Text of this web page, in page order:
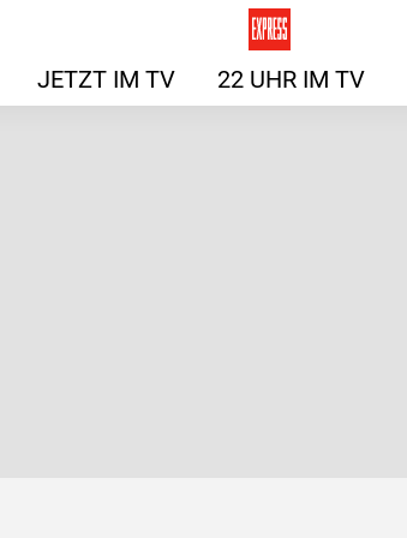
JETZT IM TV 22 UHR IM TV